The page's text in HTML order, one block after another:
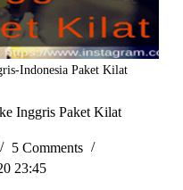
Indonesia Paket Kilat
Inggris Paket Kilat
5 Comments
23:45